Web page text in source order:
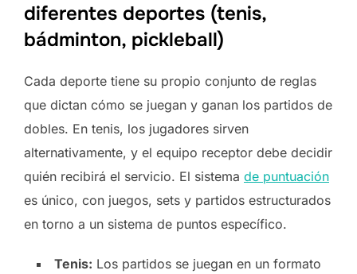
diferentes deportes (tenis,
bádminton, pickleball)
Cada deporte tiene su propio conjunto de reglas
que dictan cómo se juegan y ganan los partidos de
dobles. En tenis, los jugadores sirven
alternativamente, y el equipo receptor debe decidir
quién recibirá el servicio. El sistema de puntuación
es único, con juegos, sets y partidos estructurados
en torno a un sistema de puntos específico.
Tenis: Los partidos se juegan en un formato